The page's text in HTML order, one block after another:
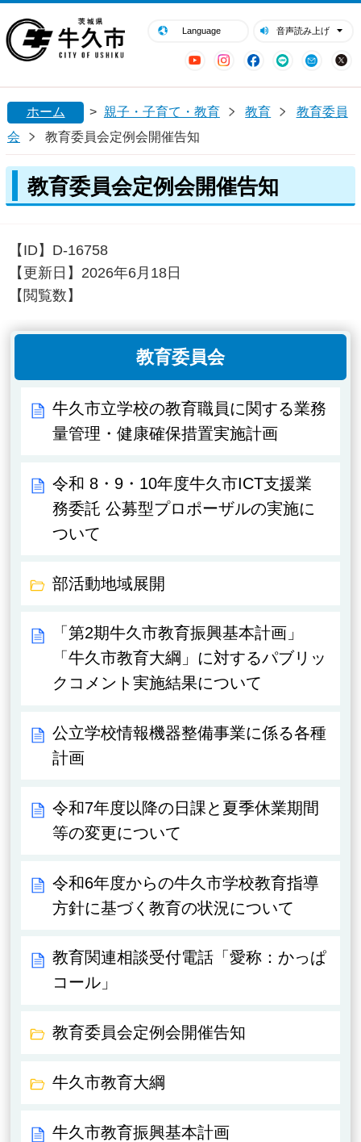
Language 音声読み上げ
YouTubeInstagram
Facebook
LINE Mail
閉じる
ホーム > 親子・子育て・教育 教育
教育委員
会
教育委員会定例会開催告知
教育委員会定例会開催告知
【ID】 D-16758
【更新日】 2026年6月18日
【閲覧数】
教育委員会
牛久市立学校の教育職員に関する業務
量管理・健康確保措置実施計画
令和 8・9・10年度牛久市ICT支援業
務委託 公募型プロポーザルの実施に
ついて
部活動地域展開
「第2期牛久市教育振興基本計画」
「牛久市教育大綱」に対するパブリッ
クコメント実施結果について
公立学校情報機器整備事業に係る各種
計画
令和7年度以降の日課と夏季休業期間
等の変更について
令和6年度からの牛久市学校教育指導
方針に基づく教育の状況について
教育関連相談受付電話「愛称：かっぱ
コール」
教育委員会定例会開催告知
牛久市教育大綱
牛久市教育振興基本計画